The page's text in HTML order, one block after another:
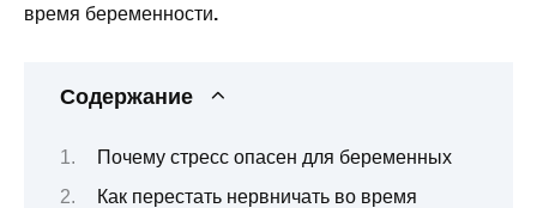
время беременности.
Содержание
Почему стресс опасен для беременных
Как перестать нервничать во время